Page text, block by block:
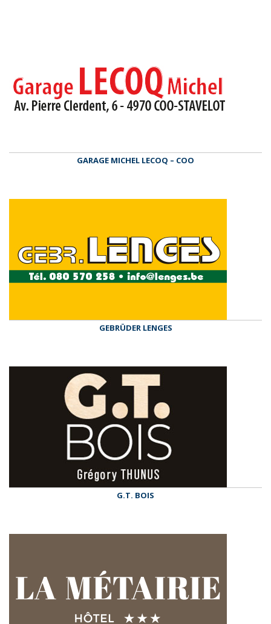
GARAGE MICHEL LECOQ – COO
GEBRÜDER LENGES
G.T. BOIS